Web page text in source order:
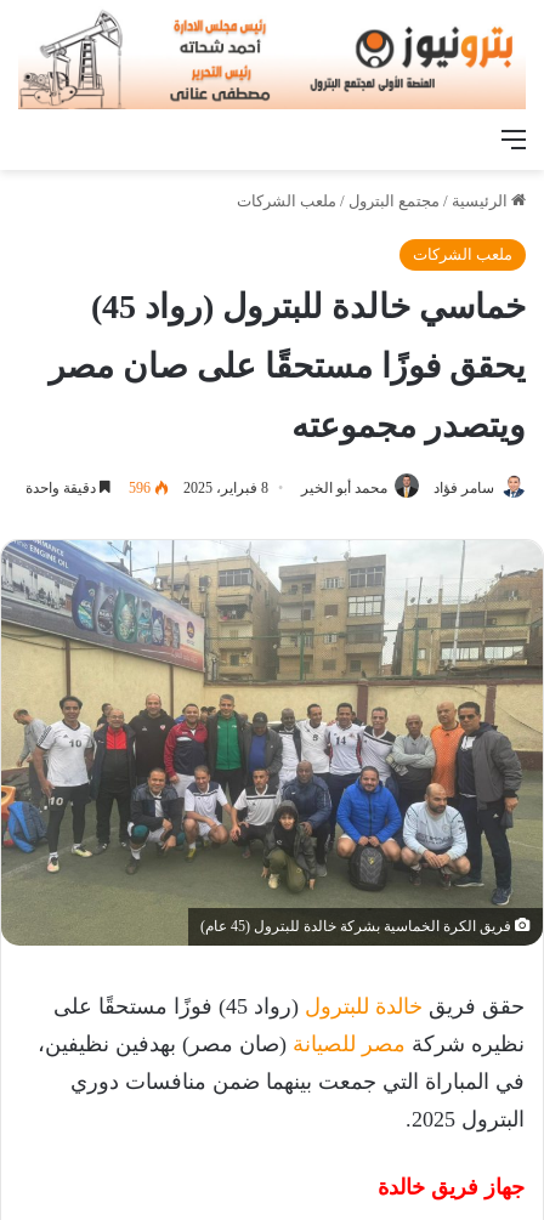
القائمة
الرئيسية / مجتمع البترول / ملعب الشركات
ملعب الشركات
خماسي خالدة للبترول (رواد 45)
يحقق فوزًا مستحقًا على صان مصر
ويتصدر مجموعته
سامر فؤاد محمد أبو الخير 8 فبراير، 2025 596 دقيقة واحدة
فريق الكرة الخماسية بشركة خالدة للبترول (45 عام)
حقق فريق خالدة للبترول
(رواد 45) فوزًا مستحقًا على
نظيره شركة مصر للصيانة (صان مصر) بهدفين نظيفين،
في المباراة التي جمعت بينهما ضمن منافسات دوري
البترول 2025.
جهاز فريق خالدة